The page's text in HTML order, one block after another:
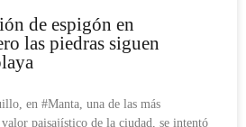
de espigón en
las piedras siguen
en #Manta, una de las más
paisajístico de la ciudad, se intentó